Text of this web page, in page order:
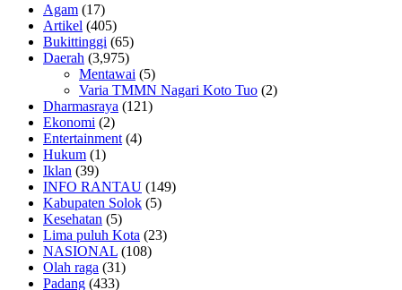
Agam (17)
Artikel (405)
Bukittinggi (65)
Daerah (3,975)
Mentawai (5)
Varia TMMN Nagari Koto Tuo (2)
Dharmasraya (121)
Ekonomi (2)
Entertainment (4)
Hukum (1)
Iklan (39)
INFO RANTAU (149)
Kabupaten Solok (5)
Kesehatan (5)
Lima puluh Kota (23)
NASIONAL (108)
Olah raga (31)
Padang (433)